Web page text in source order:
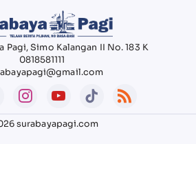
Pagi, Simo Kalangan II No. 183 K
0818581111
surabayapagi.com